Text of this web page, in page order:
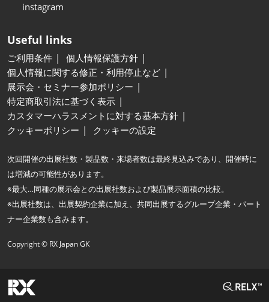
instagram
Useful links
ご利用条件
個人情報保護方針
個人情報に関する修正・利用停止など
展示会・セミナー参加ポリシー
特定商取引法に基づく表示
カスタマーハラスメントに対する基本方針
クッキーポリシー
クッキーの設定
次回開催の出展社数・製品数・来場者数は最終見込みであり、開催時に
は増減の可能性があります。
※最大…同種の展示会との出展社数および製品展示面積の比較。
※出展社数は、出展契約企業に加え、共同出展するグループ企業・パート
ナー企業数も含みます。
Copyright © RX Japan GK